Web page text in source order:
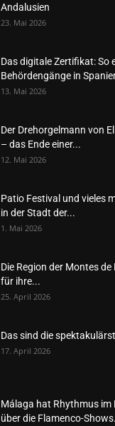
Andalusien
23. Mai 2026
Das digitale Zertifikat: So
Behördengänge in
13. Mai 2026
Der Drehorgelmann von
– das Ende einer...
12. Mai 2026
Patio Festival und vieles
in der Stadt der...
1. Mai 2026
Die Region der Montes
für ihre...
25. April 2026
Das sind die
17. April 2026
Málaga hat Rhythmus im
über die Flamenco-